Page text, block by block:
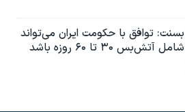
بسنت: توافق با حکومت ایران می‌تواند
شامل آتش‌بس ۳۰ تا ۶۰ روزه باشد